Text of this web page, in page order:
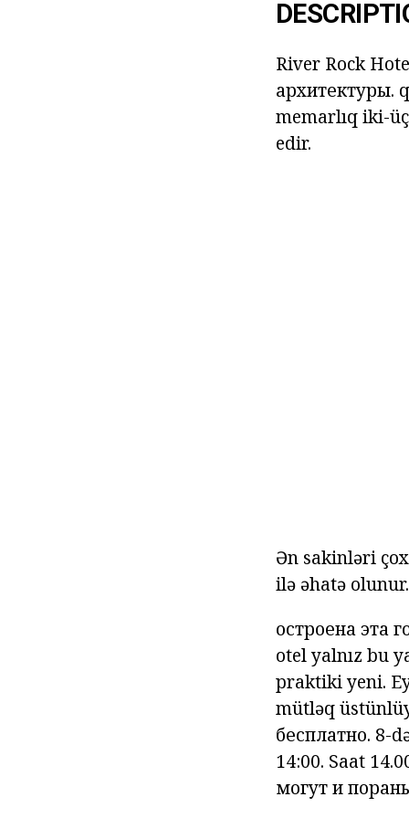
River Rock
архитектуры.
memarlıq iki-
edir.
Ən sakinləri
ilə əhatə olunur.
остроена эта
otel yalnız bu
praktiki yeni.
mütləq
бесплатно. 8-
14:00. Saat
могут и